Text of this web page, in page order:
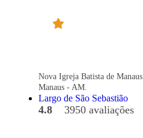
Nova Igreja Batista de
Manaus - AM.
Largo de São Sebastião
4.8 3950 avaliações